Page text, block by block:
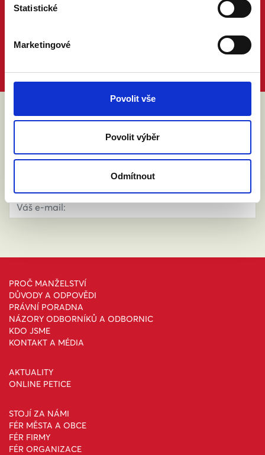
Statistické
Marketingové
Povolit vše
Povolit výběr
Odmítnout
ABY VÁM O MANŽELSTVÍ NIC
NEUNIKLO
PROČ MANŽELSTVÍ
DŮVODY A ODPOVĚDI
PRÁVNÍ PORADNA
NÁZORY ODBORNÍKŮ A ODBORNIC
KDO JSME
KONTAKT A MÉDIA
AKTUALITY
ONLINE PETICE
STOJÍ ZA NÁMI
FÉR MĚSTA A OBCE
FÉR FIRMY
FÉR ORGANIZACE